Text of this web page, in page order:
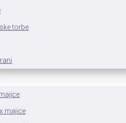
torbe
majice